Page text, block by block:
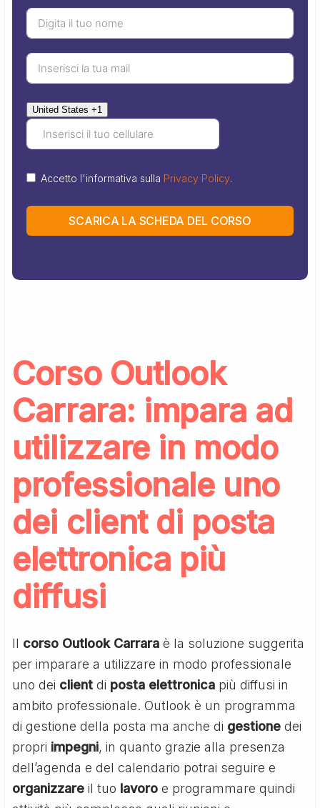
United States +1
Accetto l'informativa sulla Privacy Policy.
SCARICA LA SCHEDA DEL CORSO
Corso Outlook
Carrara: impara ad
utilizzare in modo
professionale uno
dei client di posta
elettronica più
diffusi
Il corso Outlook Carraraè la soluzione suggerita
per imparare a utilizzare in modo professionale
uno dei client di posta elettronica più diffusi in
ambito professionale. Outlook è un programma
di gestione della posta ma anche di gestione dei
propri impegni, in quanto grazie alla presenza
dell’agenda e del calendario potrai seguire e
organizzare il tuo lavoro e programmare quindi